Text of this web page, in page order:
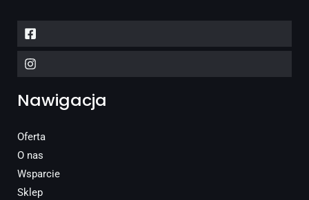
Nawigacja
Oferta
O nas
Wsparcie
Sklep